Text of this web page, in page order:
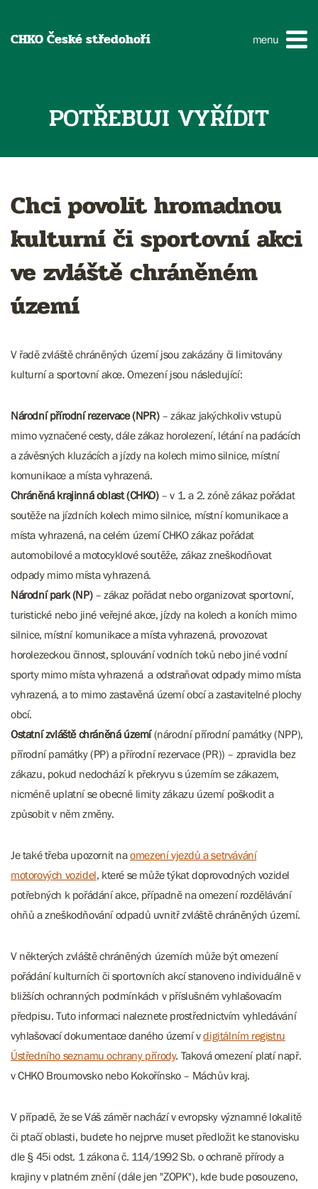
CHKO České středohoří menu
POTŘEBUJI VYŘÍDIT
Chci povolit hromadnou
kulturní či sportovní akci
ve zvláště chráněném
území
V řadě zvláště chráněných území jsou zakázány či limitovány
kulturní a sportovní akce. Omezení jsou následující:
Národní přírodní rezervace (NPR)– zákaz jakýchkoliv vstupů
mimo vyznačené cesty, dále zákaz horolezení, létání na padácích
a závěsných kluzácích a jízdy na kolech mimo silnice, místní
komunikace a místa vyhrazená.
Chráněná krajinná oblast (CHKO)– v 1. a 2. zóně zákaz pořádat
soutěže na jízdních kolech mimo silnice, místní komunikace a
místa vyhrazená, na celém území CHKO zákaz pořádat
automobilové a motocyklové soutěže, zákaz zneškodňovat
odpady mimo místa vyhrazená.
Národní park (NP)– zákaz pořádat nebo organizovat sportovní,
turistické nebo jiné veřejné akce, jízdy na kolech a koních mimo
silnice, místní komunikace a místa vyhrazená, provozovat
horolezeckou činnost, splouvání vodních toků nebo jiné vodní
sporty mimo místa vyhrazená a odstraňovat odpady mimo místa
vyhrazená, a to mimo zastavěná území obcí a zastavitelné plochy ​​​​​​
obcí.
Ostatní zvláště chráněná území(národní přírodní památky (NPP),
přírodní památky (PP) a přírodní rezervace (PR)) – zpravidla bez
zákazu, pokud nedochází k překryvu s územím se zákazem,
nicméně uplatní se obecné limity zákazu území poškodit a
způsobit v něm změny.
Je také třeba upozornit naomezení vjezdů a setrvávání
motorových vozidel, které se může týkat doprovodných vozidel
potřebných k pořádání akce, případně na omezení rozdělávání
ohňů a zneškodňování odpadů uvnitř zvláště chráněných území.
V některých zvláště chráněných územích může být omezení
pořádání kulturních či sportovních akcí stanoveno individuálně v
bližších ochranných podmínkách v příslušném vyhlašovacím
předpisu. Tuto informaci naleznete prostřednictvím vyhledávání
vyhlašovací dokumentace daného území vdigitálním registru
Ústředního seznamu ochrany přírody. Taková omezení platí např.
v CHKO Broumovsko nebo Kokořínsko – Máchův kraj.
V případě, že se Váš záměr nachází v evropsky významné lokalitě
či ptačí oblasti, budete ho nejprve muset předložit ke stanovisku
dle § 45i odst. 1 zákona č. 114/1992 Sb. o ochraně přírody a
krajiny v platném znění (dále jen "ZOPK"), kde bude posouzeno,